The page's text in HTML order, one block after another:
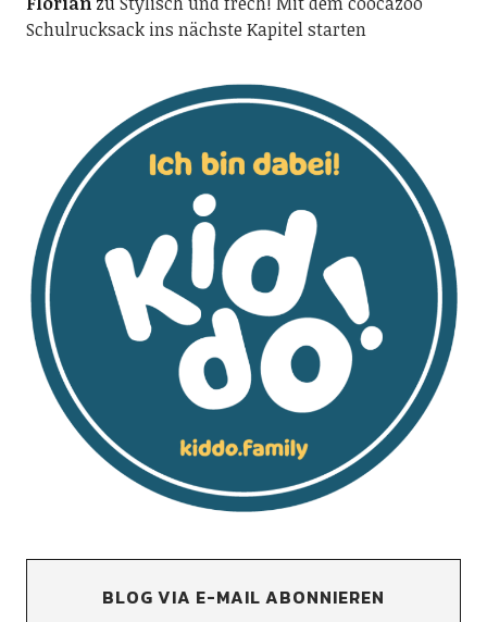
Schulrucksack ins nächste Kapitel starten
BLOG VIA E-MAIL ABONNIEREN